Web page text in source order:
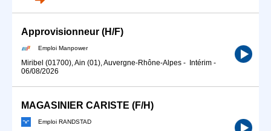
Approvisionneur (H/F)
Emploi Manpower
Miribel (01700), Ain (01), Auvergne-Rhône-Alpes - Intérim -
06/08/2026
MAGASINIER CARISTE (F/H)
Emploi RANDSTAD